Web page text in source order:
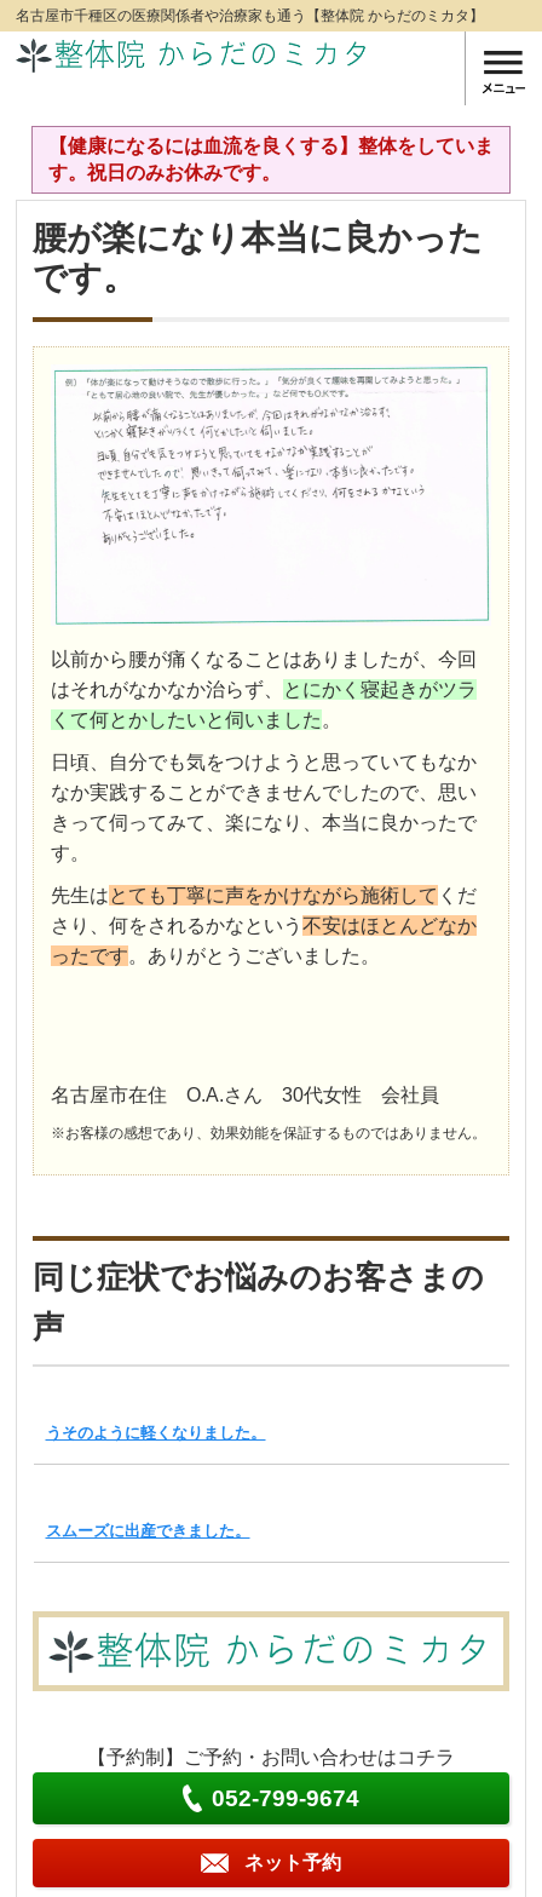
名古屋市千種区の医療関係者や治療家も通う【整体院 からだのミカタ】
【健康になるには血流を良くする】整体をしていま
す。祝日のみお休みです。
腰が楽になり本当に良かった
です。
以前から腰が痛くなることはありましたが、今回
はそれがなかなか治らず、
とにかく寝起きがツラ
くて何とかしたいと伺いました 。
日頃、自分でも気をつけようと思っていてもなか
なか実践することができませんでしたので、思い
きって伺ってみて、楽になり、本当に良かったで
す。
先生はとても丁寧に声をかけながら施術して くだ
さり、何をされるかなという不安はほとんどなか
ったです。ありがとうございました。
名古屋市在住 O.A.さん 30代女性 会社員
※お客様の感想であり、効果効能を保証するものではありません。
同じ症状でお悩みのお客さまの
声
うそのように軽くなりました。
スムーズに出産できました。
【予約制】ご予約・お問い合わせはコチラ
052-799-9674
ネット予約